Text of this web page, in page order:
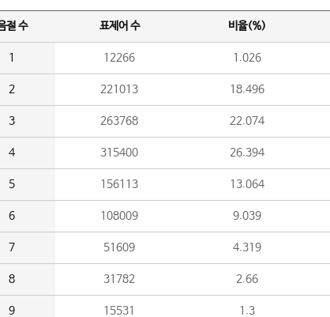
절 수 표제어 수 비율(%)
1 12266 1.026
2 221013 18.496
3 263768 22.074
4 315400 26.394
5 156113 13.064
6 108009 9.039
7 51609 4.319
8 31782 2.66
9 15531 1.3